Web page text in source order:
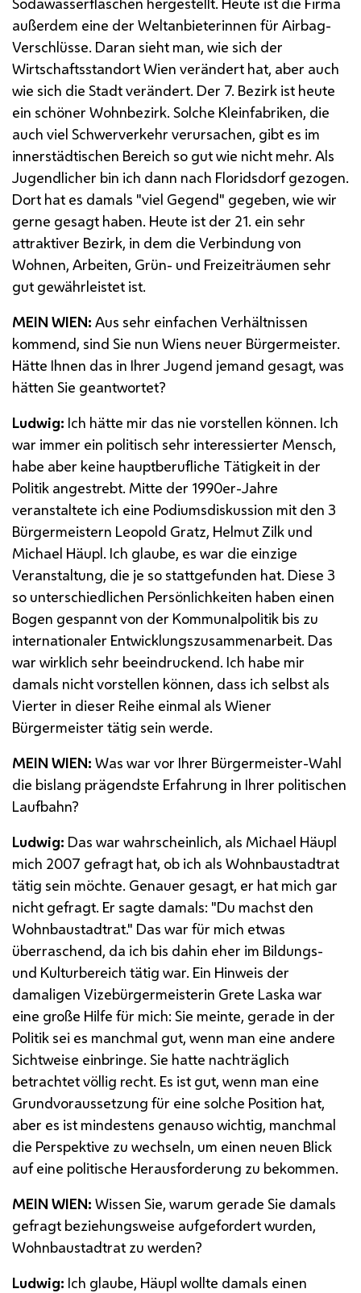
außerdem eine der Weltanbieterinnen für Airbag-
Verschlüsse. Daran sieht man, wie sich der
Wirtschaftsstandort Wien verändert hat, aber auch
wie sich die Stadt verändert. Der 7. Bezirk ist heute
ein schöner Wohnbezirk. Solche Kleinfabriken, die
auch viel Schwerverkehr verursachen, gibt es im
innerstädtischen Bereich so gut wie nicht mehr. Als
Jugendlicher bin ich dann nach Floridsdorf gezogen.
Dort hat es damals "viel Gegend" gegeben, wie wir
gerne gesagt haben. Heute ist der 21. ein sehr
attraktiver Bezirk, in dem die Verbindung von
Wohnen, Arbeiten, Grün- und Freizeiträumen sehr
gut gewährleistet ist.
MEIN WIEN: Aus sehr einfachen Verhältnissen
kommend, sind Sie nun Wiens neuer Bürgermeister.
Hätte Ihnen das in Ihrer Jugend jemand gesagt, was
hätten Sie geantwortet?
Ludwig: Ich hätte mir das nie vorstellen können. Ich
war immer ein politisch sehr interessierter Mensch,
habe aber keine hauptberufliche Tätigkeit in der
Politik angestrebt. Mitte der 1990er-Jahre
veranstaltete ich eine Podiumsdiskussion mit den 3
Bürgermeistern Leopold Gratz, Helmut Zilk und
Michael Häupl. Ich glaube, es war die einzige
Veranstaltung, die je so stattgefunden hat. Diese 3
so unterschiedlichen Persönlichkeiten haben einen
Bogen gespannt von der Kommunalpolitik bis zu
internationaler Entwicklungszusammenarbeit. Das
war wirklich sehr beeindruckend. Ich habe mir
damals nicht vorstellen können, dass ich selbst als
Vierter in dieser Reihe einmal als Wiener
Bürgermeister tätig sein werde.
MEIN WIEN: Was war vor Ihrer Bürgermeister-Wahl
die bislang prägendste Erfahrung in Ihrer politischen
Laufbahn?
Ludwig: Das war wahrscheinlich, als Michael Häupl
mich 2007 gefragt hat, ob ich als Wohnbaustadtrat
tätig sein möchte. Genauer gesagt, er hat mich gar
nicht gefragt. Er sagte damals: "Du machst den
Wohnbaustadtrat." Das war für mich etwas
überraschend, da ich bis dahin eher im Bildungs-
und Kulturbereich tätig war. Ein Hinweis der
damaligen Vizebürgermeisterin Grete Laska war
eine große Hilfe für mich: Sie meinte, gerade in der
Politik sei es manchmal gut, wenn man eine andere
Sichtweise einbringe. Sie hatte nachträglich
betrachtet völlig recht. Es ist gut, wenn man eine
Grundvoraussetzung für eine solche Position hat,
aber es ist mindestens genauso wichtig, manchmal
die Perspektive zu wechseln, um einen neuen Blick
auf eine politische Herausforderung zu bekommen.
MEIN WIEN: Wissen Sie, warum gerade Sie damals
gefragt beziehungsweise aufgefordert wurden,
Wohnbaustadtrat zu werden?
Ludwig: Ich glaube, Häupl wollte damals einen